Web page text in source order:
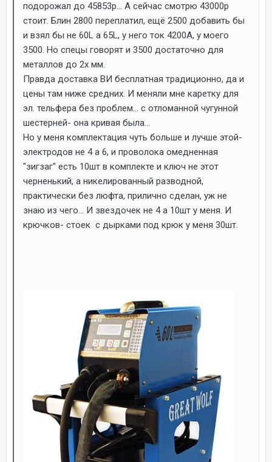
подорожал до 45853р... А сейчас смотрю 43000р
стоит. Блин 2800 переплатил, ещё 2500 добавить бы
и взял бы не 60L а 65L, у него ток 4200А, у моего
3500. Но спецы говорят и 3500 достаточно для
металлов до 2х мм.
Правда доставка ВИ бесплатная традиционно, да и
цены там ниже средних. И меняли мне каретку для
эл. тельфера без проблем... с отломанной чугунной
шестерней- она кривая была...
Но у меня комплектация чуть больше и лучше этой-
электродов не 4 а 6, и проволока омедненная
"зигзаг" есть 10шт в комплекте и ключ не этот
черненький, а никелированный разводной,
практически без люфта, прилично сделан, уж не
знаю из чего... И звездочек не 4 а 10шт у меня. И
крючков- стоек с дырками под крюк у меня 30шт.